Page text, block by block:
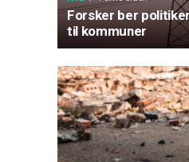
Forsker ber
til kommuner